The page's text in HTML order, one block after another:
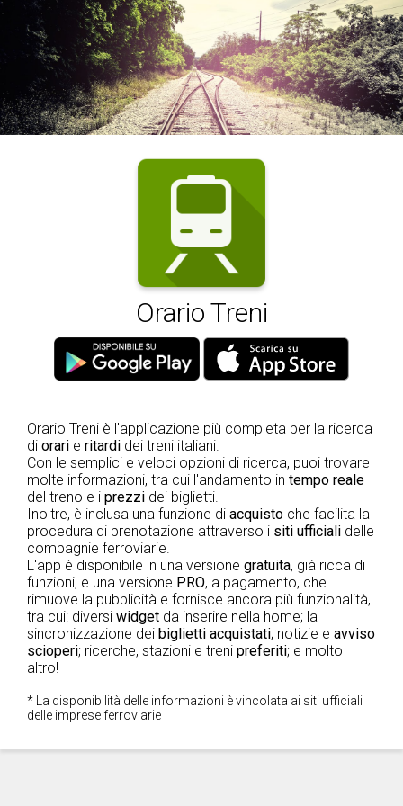
Orario Treni
Orario Treni è l'applicazione più completa per la ricerca
di orari e ritardi dei treni italiani.
Con le semplici e veloci opzioni di ricerca, puoi trovare
molte informazioni, tra cui l'andamento in tempo reale
del treno e i prezzi dei biglietti.
Inoltre, è inclusa una funzione di acquisto che facilita la
procedura di prenotazione attraverso i siti ufficiali delle
compagnie ferroviarie.
L'app è disponibile in una versione gratuita, già ricca di
funzioni, e una versione PRO, a pagamento, che
rimuove la pubblicità e fornisce ancora più funzionalità,
tra cui: diversi widget da inserire nella home; la
sincronizzazione dei biglietti acquistati; notizie e avviso
scioperi; ricerche, stazioni e treni preferiti; e molto
altro!
* La disponibilità delle informazioni è vincolata ai siti ufficiali
delle imprese ferroviarie